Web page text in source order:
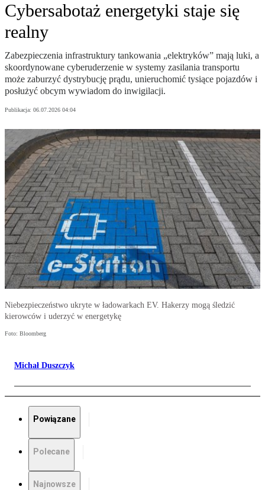
Cybersabotaż energetyki staje się
realny
Zabezpieczenia infrastruktury tankowania „elektryków” mają luki, a
skoordynowane cyberuderzenie w systemy zasilania transportu
może zaburzyć dystrybucję prądu, unieruchomić tysiące pojazdów i
posłużyć obcym wywiadom do inwigilacji.
Publikacja: 06.07.2026 04:04
Niebezpieczeństwo ukryte w ładowarkach EV. Hakerzy mogą śledzić
kierowców i uderzyć w energetykę
Foto: Bloomberg
Michał Duszczyk
Powiązane
Polecane
Najnowsze